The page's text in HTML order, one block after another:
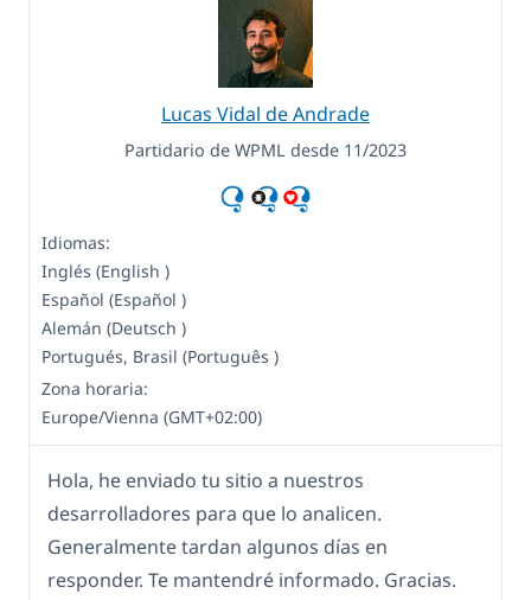
Lucas Vidal de Andrade
Partidario de WPML desde 11/2023
Idiomas:
Inglés (English )
Español (Español )
Alemán (Deutsch )
Portugués, Brasil (Português )
Zona horaria:
Europe/Vienna (GMT+02:00)
Hola, he enviado tu sitio a nuestros
desarrolladores para que lo analicen.
Generalmente tardan algunos días en
responder. Te mantendré informado. Gracias.